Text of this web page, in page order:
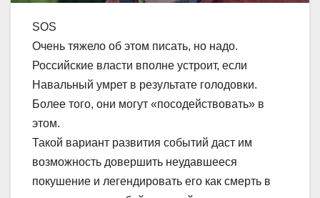
SOS
Очень тяжело об этом писать, но надо.
Российские власти вполне устроит, если
Навальный умрет в результате голодовки.
Более того, они могут «посодействовать» в
этом.
Такой вариант развития событий даст им
возможность довершить неудавшееся
покушение и легендировать его как смерть в